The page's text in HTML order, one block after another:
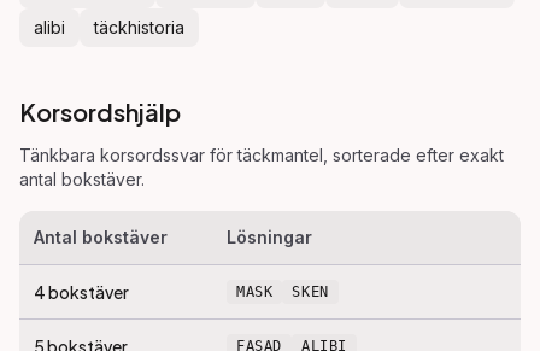
alibi
täckhistoria
Korsordshjälp
Tänkbara korsordssvar förtäckmantel , sorterade efter exakt
antal bokstäver.
Antal bokstäver Lösningar
4bokstäver MASK SKEN
5bokstäver FASAD ALIBI